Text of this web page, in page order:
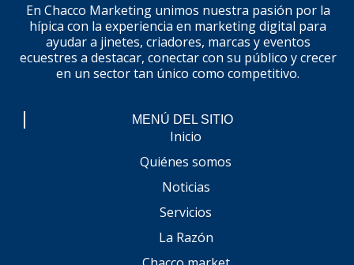
En Chacco Marketing unimos nuestra pasión por la
hípica con la experiencia en marketing digital para
ayudar a jinetes, criadores, marcas y eventos
ecuestres a destacar, conectar con su público y crecer
en un sector tan único como competitivo.
MENÚ DEL SITIO
Inicio
Quiénes somos
Noticias
Servicios
La Razón